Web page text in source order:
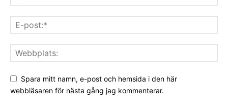
Spara mitt namn, e-post och hemsida i den här
webbläsaren för nästa gång jag kommenterar.